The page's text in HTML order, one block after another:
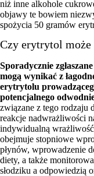
niż inne alkohole
objawy te bowiem
spożycia 50 gramów
Czy erytrytol może
Sporadycznie
mogą wynikać z
erytrytolu
potencjalnego
związane z tego rodzaju
reakcje nadwrażliwości
indywidualną
obejmuje stopniowe
płynów, wprowadzenie
diety, a także
słodziku a odpowiedzią